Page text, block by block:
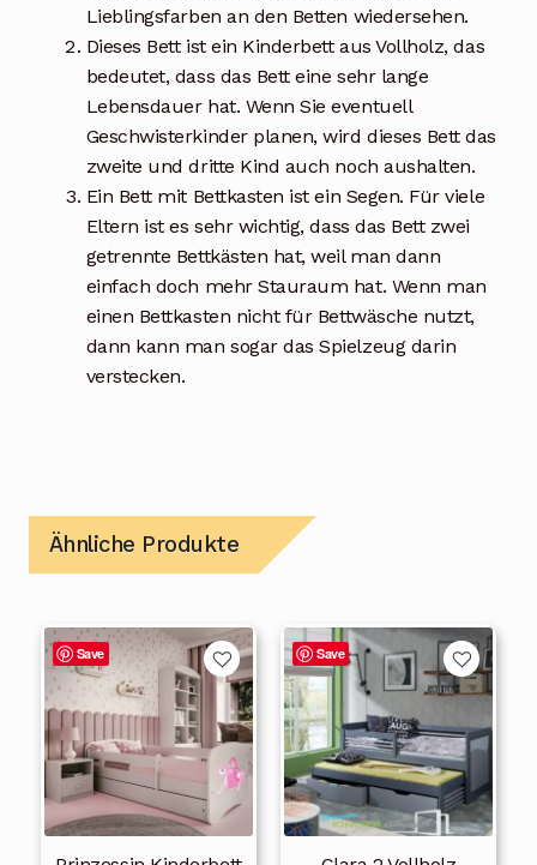
Lieblingsfarben an den Betten wiedersehen.
Dieses Bett ist ein Kinderbett aus Vollholz, das
bedeutet, dass das Bett eine sehr lange
Lebensdauer hat. Wenn Sie eventuell
Geschwisterkinder planen, wird dieses Bett das
zweite und dritte Kind auch noch aushalten.
Ein Bett mit Bettkasten ist ein Segen. Für viele
Eltern ist es sehr wichtig, dass das Bett zwei
getrennte Bettkästen hat, weil man dann
einfach doch mehr Stauraum hat. Wenn man
einen Bettkasten nicht für Bettwäsche nutzt,
dann kann man sogar das Spielzeug darin
verstecken.
Ähnliche Produkte
Save
Dieses
Produkt
weist
mehrere
Varianten
auf.
Die
Save
Dieses
Produkt
weist
mehrere
Varianten
auf.
Die